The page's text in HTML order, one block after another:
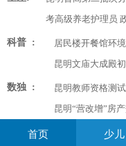
考高级养老护理员
科普 : 居民楼开餐馆环
昆明文庙大成殿
数独 : 昆明教师资格测
昆明“营改增”房
首页 少儿